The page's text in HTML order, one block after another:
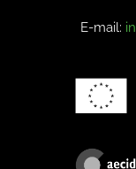
E-mail: